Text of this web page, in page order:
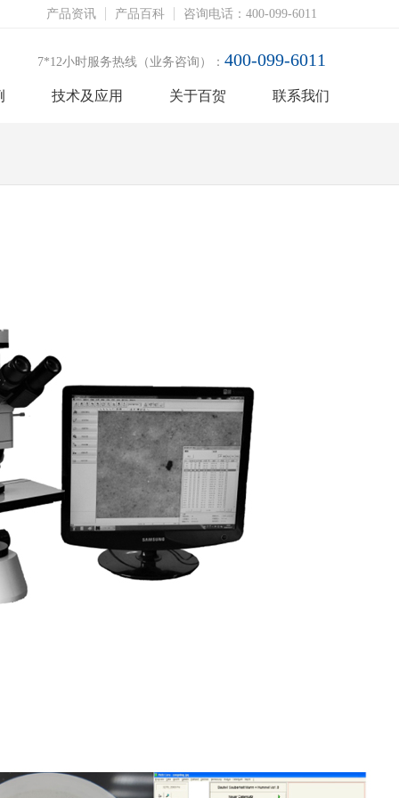
产品资讯 产品百科 咨询电话：400-099-6011
7*12小时服务热线（业务咨询）： 400-099-6011
技术及应用 关于百贺 联系我们